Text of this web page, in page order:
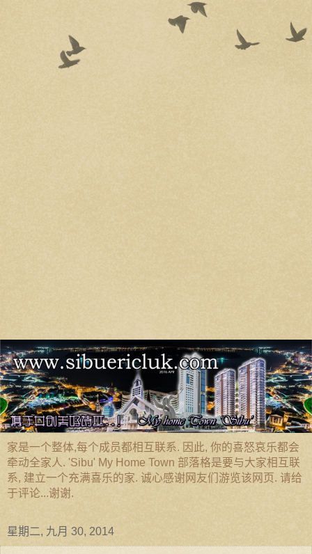
家是一个整体,每个成员都相互联系. 因此, 你的喜怒哀乐都会
牵动全家人. 'Sibu' My Home Town 部落格是要与大家相互联
系, 建立一个充满喜乐的家. 诚心感谢网友们游览该网页. 请给
于评论...谢谢.
星期二, 九月 30, 2014